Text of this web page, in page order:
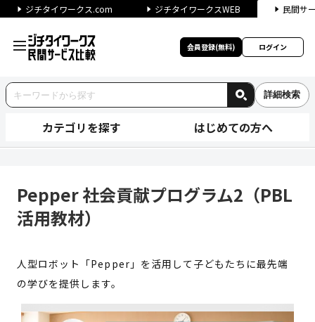
ジチタイワークス.com ジチタイワークスWEB 民間サ
会員登録(無料) ログイン
詳細検索
カテゴリを探す はじめての方へ
Pepper 社会貢献プログラム2（PBL
活用教材）
人型ロボット「Pepper」を活用して子どもたちに最先端
の学びを提供します。